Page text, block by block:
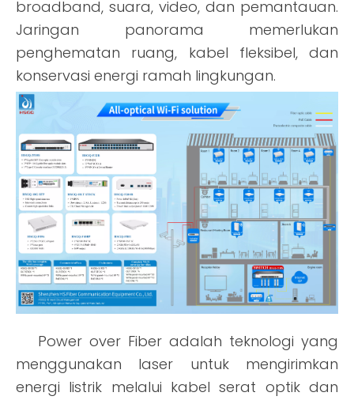
broadband, suara, video, dan pemantauan.
Jaringan panorama memerlukan
penghematan ruang, kabel fleksibel, dan
konservasi energi ramah lingkungan.
Power over Fiber adalah teknologi yang
menggunakan laser untuk mengirimkan
energi listrik melalui kabel serat optik dan